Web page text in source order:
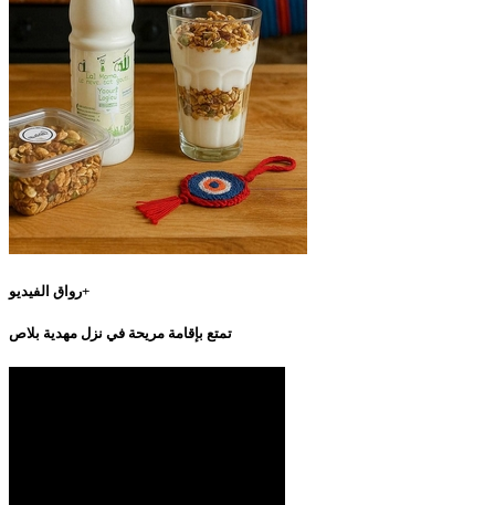
رواق الفيديو+
تمتع بإقامة مريحة في نزل مهدية بلاص